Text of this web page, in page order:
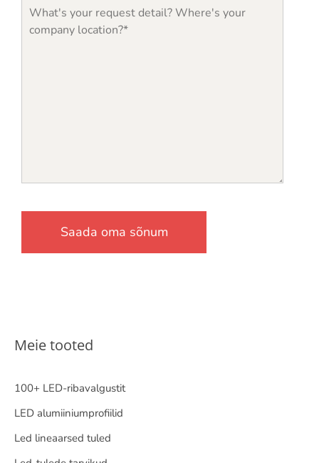
Meie tooted
100+ LED-ribavalgustit
LED alumiiniumprofiilid
Led lineaarsed tuled